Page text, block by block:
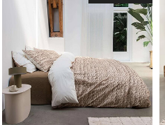
149,95.135,00.